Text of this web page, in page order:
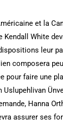
et la
Kendall White
leur
composera
pour faire une
Uslupehlivan
Hanna
assurer ses